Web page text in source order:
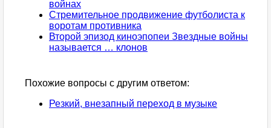
войнах
Стремительное продвижение футболиста к
воротам противника
Второй эпизод киноэпопеи Звездные войны
называется … клонов
Похожие вопросы с другим ответом:
Резкий, внезапный переход в музыке